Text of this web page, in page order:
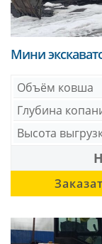
Мини
Объём ковша
Глубина
Высота